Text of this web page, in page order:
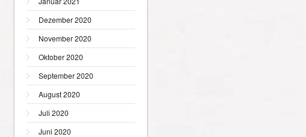
Dezember 2020
November 2020
Oktober 2020
September 2020
August 2020
Juli 2020
Juni 2020